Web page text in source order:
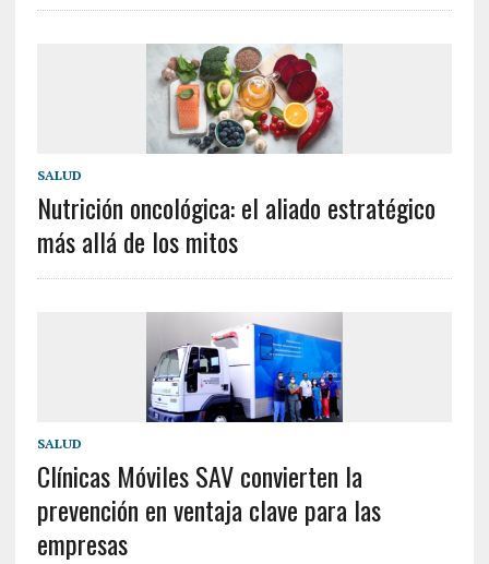
SALUD
Nutrición oncológica: el aliado estratégico
más allá de los mitos
SALUD
Clínicas Móviles SAV convierten la
prevención en ventaja clave para las
empresas